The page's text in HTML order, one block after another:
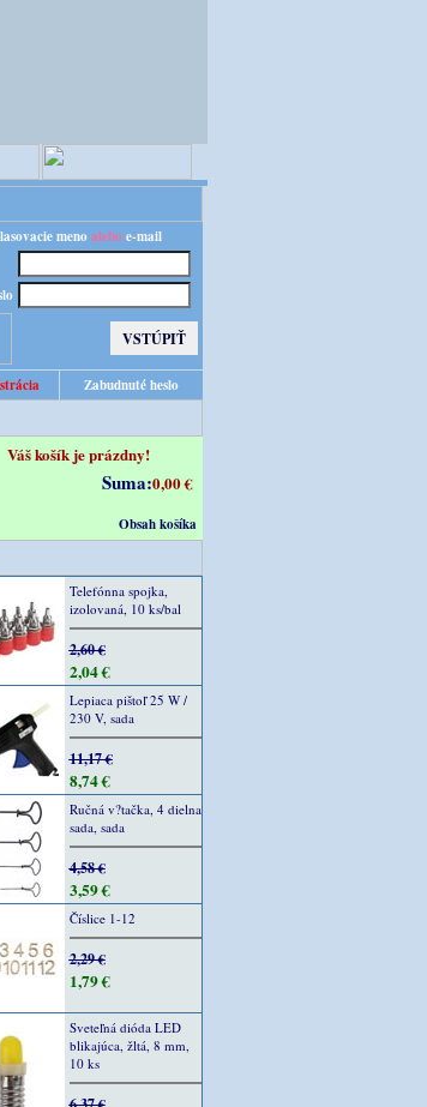
kreatívneho sveta - Kvalita za
meno alebo e-mail
Zabudnuté heslo
Váš košík je prázdny!
Suma:0,00 €
Obsah košíka
Telefónna spojka,
izolovaná, 10 ks/bal
2,60 €
2,04 €
Lepiaca pištoľ 25 W /
230 V, sada
11,17 €
8,74 €
Ručná v?tačka, 4 dielna
sada, sada
4,58 €
3,59 €
Číslice 1-12
2,29 €
1,79 €
Sveteľná dióda LED
blikajúca, žltá, 8 mm,
10 ks